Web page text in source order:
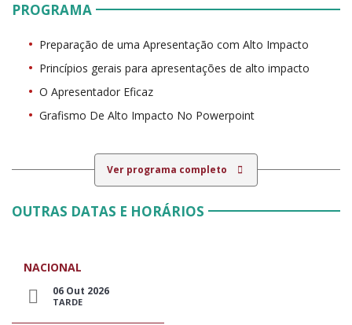
PROGRAMA
Preparação de uma Apresentação com Alto Impacto
Princípios gerais para apresentações de alto impacto
O Apresentador Eficaz
Grafismo De Alto Impacto No Powerpoint
Ver programa completo
OUTRAS DATAS E HORÁRIOS
NACIONAL
06 Out 2026
TARDE